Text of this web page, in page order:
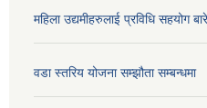
महिला उद्यमीहरुलाई प्रविधि सहयोग
वडा स्तरिय योजना सम्झौता सम्बन्धमा